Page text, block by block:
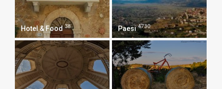
Hotel & Food 38 Paesi 4730